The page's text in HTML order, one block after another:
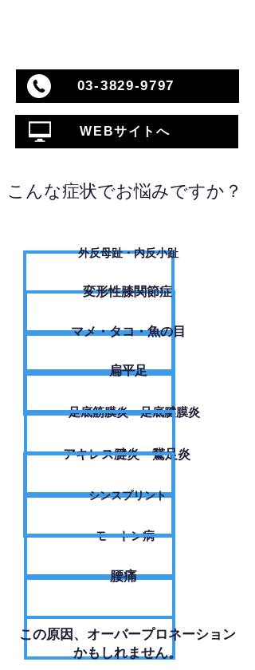
03-3829-9797
WEBサイトへ
こんな症状でお悩みですか？
外反母趾・内反小趾
変形性膝関節症
​マメ・タコ・魚の目
扁平足
足底筋膜炎・足底腱膜炎
アキレス腱炎・鵞足炎
シンスプリント
モートン病
腰痛
​この原因、オーバープロネーション
かもしれません。